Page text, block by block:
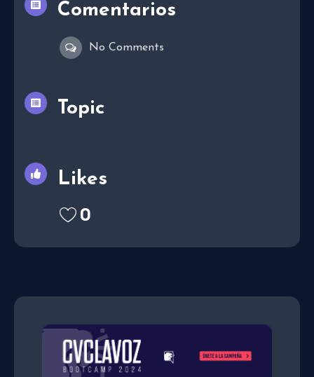
Comentarios
No Comments
Topic
Likes
0